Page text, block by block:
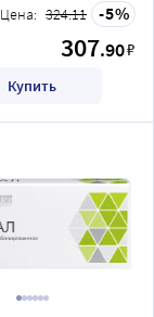
Цена: 324.11 5
307.90₽
Купить